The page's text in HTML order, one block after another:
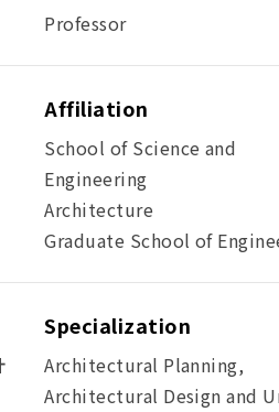
Professor
Affiliation
School of Science and
Engineering
Architecture
Graduate School of
Specialization
Architectural Planning,
Architectural Design and